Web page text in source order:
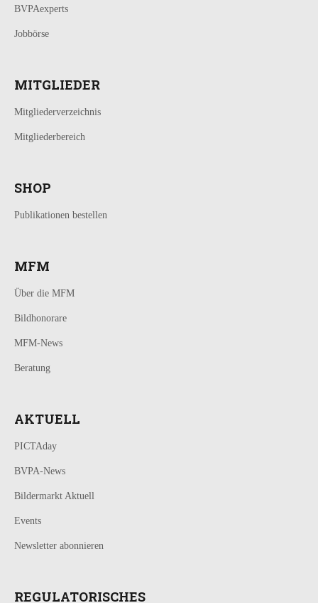
BVPAexperts
Jobbörse
MITGLIEDER
Mitgliederverzeichnis
Mitgliederbereich
SHOP
Publikationen bestellen
MFM
Über die MFM
Bildhonorare
MFM-News
Beratung
AKTUELL
PICTAday
BVPA-News
Bildermarkt Aktuell
Events
Newsletter abonnieren
REGULATORISCHES